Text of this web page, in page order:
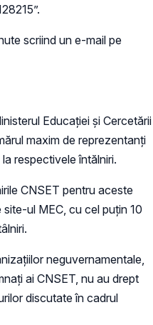
scriind un e-mail pe
Educației și Cercetării
maxim de reprezentanți
respectivele întălniri.
CNSET pentru aceste
ul MEC, cu cel puțin 10
neguvernamentale,
ai CNSET, nu au drept
discutate în cadrul